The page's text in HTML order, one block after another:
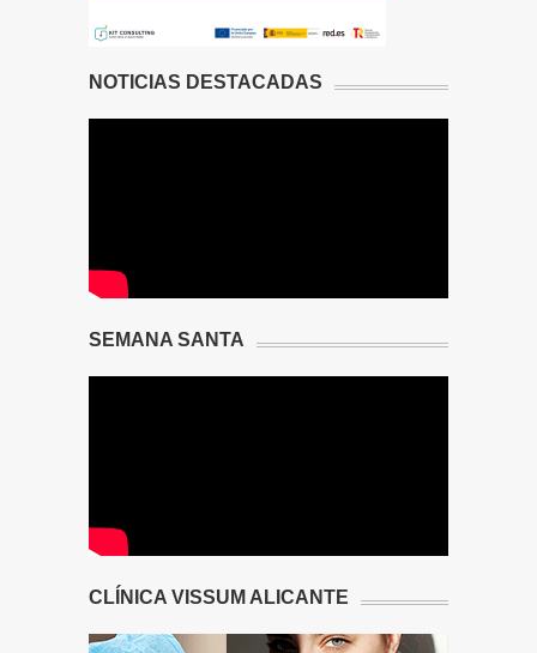
NOTICIAS DESTACADAS
SEMANA SANTA
CLÍNICA VISSUM ALICANTE